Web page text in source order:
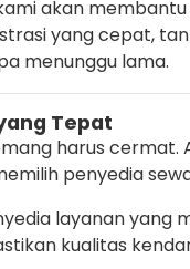
akan
yang cepat,
menunggu lama.
Tepat
harus cermat.
penyedia
layanan yang
kualitas